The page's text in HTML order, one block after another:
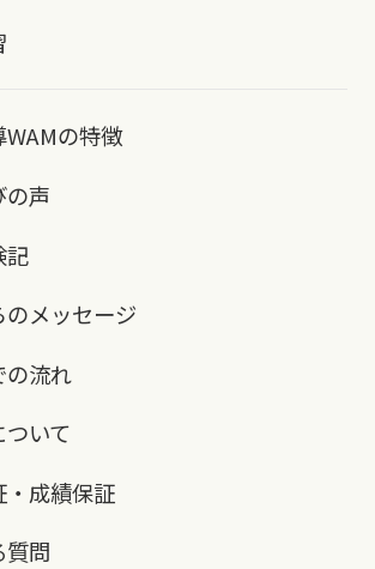
の特徴
の声
記
のメッセージ
の流れ
いて
成績保証
質問